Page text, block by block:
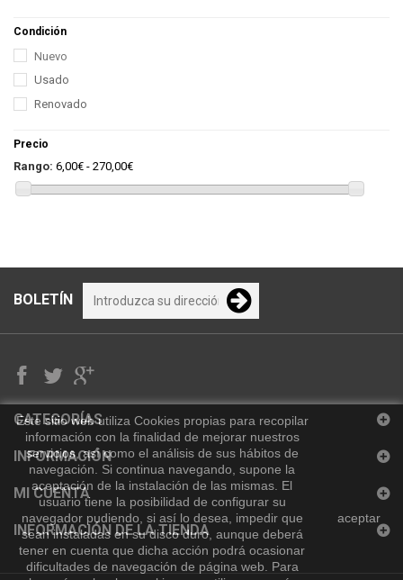
Condición
Nuevo
Usado
Renovado
Precio
Rango: 6,00€ - 270,00€
BOLETÍN
CATEGORÍAS
INFORMACIÓN
MI CUENTA
INFORMACIÓN DE LA TIENDA
Este sitio web utiliza Cookies propias para recopilar
información con la finalidad de mejorar nuestros
servicios, así como el análisis de sus hábitos de
navegación. Si continua navegando, supone la
aceptación de la instalación de las mismas. El
usuario tiene la posibilidad de configurar su
navegador pudiendo, si así lo desea, impedir que
sean instaladas en su disco duro, aunque deberá
tener en cuenta que dicha acción podrá ocasionar
dificultades de navegación de página web. Para
aceptar